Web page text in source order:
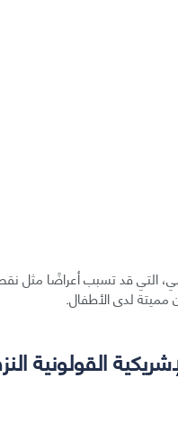
التي قد تسبب أعراضًا مثل
مميتة لدى الأطفال.
القولونية